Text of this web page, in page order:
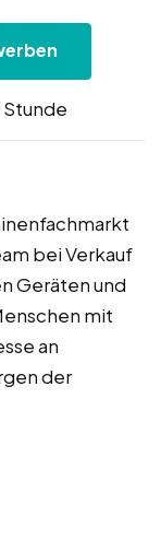
Stunde
bei Verkauf
Geräten und
mit
an
der